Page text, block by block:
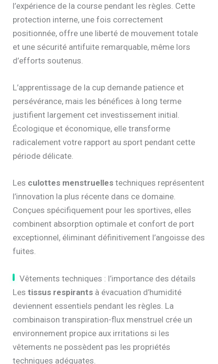
l’expérience de la course pendant les règles. Cette
protection interne, une fois correctement
positionnée, offre une liberté de mouvement totale
et une sécurité antifuite remarquable, même lors
d’efforts soutenus.
L’apprentissage de la cup demande patience et
persévérance, mais les bénéfices à long terme
justifient largement cet investissement initial.
Écologique et économique, elle transforme
radicalement votre rapport au sport pendant cette
période délicate.
Les culottes menstruelles techniques représentent
l’innovation la plus récente dans ce domaine.
Conçues spécifiquement pour les sportives, elles
combinent absorption optimale et confort de port
exceptionnel, éliminant définitivement l’angoisse des
fuites.
Vêtements techniques : l’importance des détails
Lestissus respirants à évacuation d’humidité
deviennent essentiels pendant les règles. La
combinaison transpiration-flux menstruel crée un
environnement propice aux irritations si les
vêtements ne possèdent pas les propriétés
techniques adéquates.